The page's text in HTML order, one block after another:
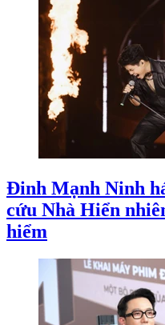
Đinh Mạnh Ninh
cứu Nhà Hiển
hiểm